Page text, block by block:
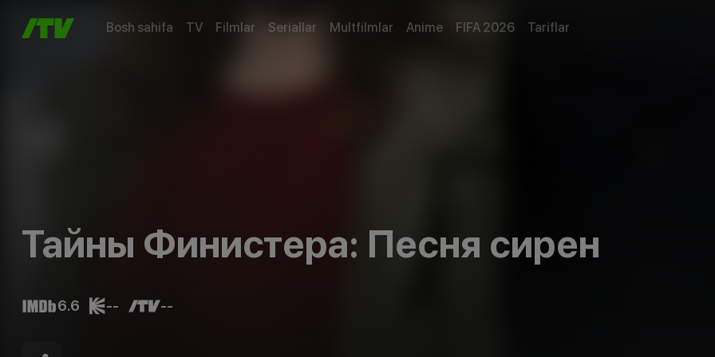
Bosh sahifa TV Filmlar Seriallar Multfilmlar Anime FIFA 2026 Tariflar
Тайны Финистера: Песня сирен
6.6 -- --